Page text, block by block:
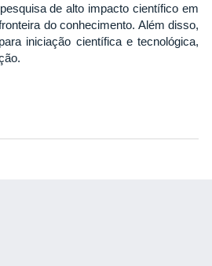
de alto impacto científico em
do conhecimento. Além disso,
iniciação científica e tecnológica,